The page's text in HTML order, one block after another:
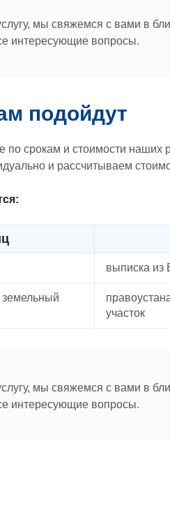
мы свяжемся с вами в
интересующие вопросы.
подойдут
срокам и стоимости наших
и рассчитываем
выписка
участок
мы свяжемся с вами в
интересующие вопросы.